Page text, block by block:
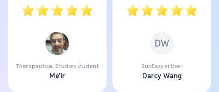
Therapeutical Studies student
Me'ir
DW
SubEasy.ai User
Darcy Wang